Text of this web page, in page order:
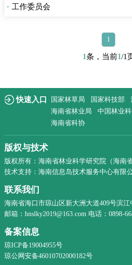
· 工作委员会
1
1条，当前1/1
快速入口 国家林草局 国家科技部
海南省林业局
中国林业
海南省科协
版权与技术
版权所有：海南省林业科学研究院（海南
技术支持：海南信息岛技术服务中心有限
联系我们
海南省海口市琼山区新大洲大道409号滨江
邮箱：hnslky2019@163.com 电话：0898-
备案信息
琼ICP备19004955号
琼公网安备46010702000182号